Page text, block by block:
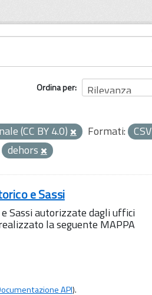
Ordina per
(CC BY 4.0)
Formati: CSV
dehors
e Sassi
Sassi autorizzate dagli uffici
la seguente MAPPA
API).